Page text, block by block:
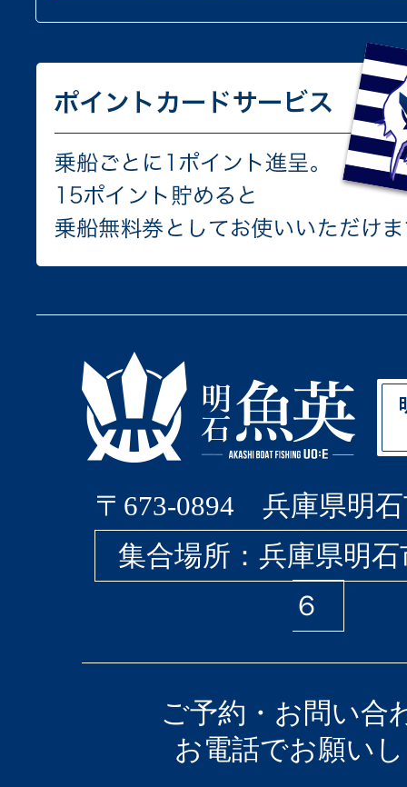
〒673-0894 兵庫県明石
集合場所：兵庫県明
６
ご予約・お問い合
お電話でお願い